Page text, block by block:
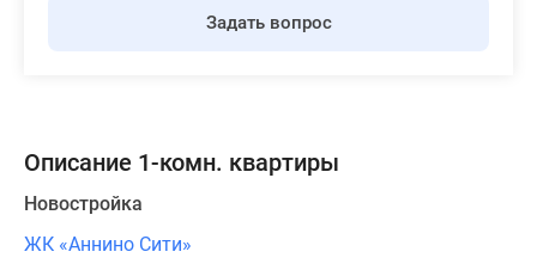
Задать вопрос
Описание 1-комн. квартиры
Новостройка
ЖК «Аннино Сити»